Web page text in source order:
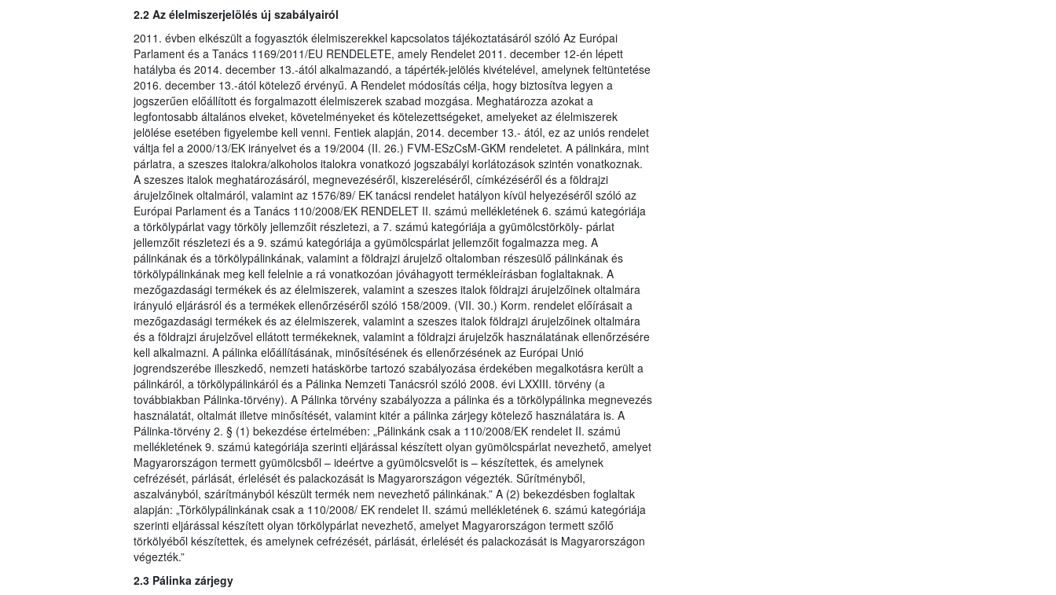
2.2 Az élelmiszerjelölés új szabályairól
2011. évben elkészült a fogyasztók élelmiszerekkel kapcsolatos tájékoztatásáról szóló Az Európai
Parlament és a Tanács 1169/2011/EU RENDELETE, amely Rendelet 2011. december 12-én lépett
hatályba és 2014. december 13.-ától alkalmazandó, a tápérték-jelölés kivételével, amelynek feltüntetése
2016. december 13.-ától kötelező érvényű. A Rendelet módosítás célja, hogy biztosítva legyen a
jogszerűen előállított és forgalmazott élelmiszerek szabad mozgása. Meghatározza azokat a
legfontosabb általános elveket, követelményeket és kötelezettségeket, amelyeket az élelmiszerek
jelölése esetében figyelembe kell venni. Fentiek alapján, 2014. december 13.- ától, ez az uniós rendelet
váltja fel a 2000/13/EK irányelvet és a 19/2004 (II. 26.) FVM-ESzCsM-GKM rendeletet. A pálinkára, mint
párlatra, a szeszes italokra/alkoholos italokra vonatkozó jogszabályi korlátozások szintén vonatkoznak.
A szeszes italok meghatározásáról, megnevezéséről, kiszereléséről, címkézéséről és a földrajzi
árujelzőinek oltalmáról, valamint az 1576/89/ EK tanácsi rendelet hatályon kívül helyezéséről szóló az
Európai Parlament és a Tanács 110/2008/EK RENDELET II. számú mellékletének 6. számú kategóriája
a törkölypárlat vagy törköly jellemzőit részletezi, a 7. számú kategóriája a gyümölcstörköly- párlat
jellemzőit részletezi és a 9. számú kategóriája a gyümölcspárlat jellemzőit fogalmazza meg. A
pálinkának és a törkölypálinkának, valamint a földrajzi árujelző oltalomban részesülő pálinkának és
törkölypálinkának meg kell felelnie a rá vonatkozóan jóváhagyott termékleírásban foglaltaknak. A
mezőgazdasági termékek és az élelmiszerek, valamint a szeszes italok földrajzi árujelzőinek oltalmára
irányuló eljárásról és a termékek ellenőrzéséről szóló 158/2009. (VII. 30.) Korm. rendelet előírásait a
mezőgazdasági termékek és az élelmiszerek, valamint a szeszes italok földrajzi árujelzőinek oltalmára
és a földrajzi árujelzővel ellátott termékeknek, valamint a földrajzi árujelzők használatának ellenőrzésére
kell alkalmazni. A pálinka előállításának, minősítésének és ellenőrzésének az Európai Unió
jogrendszerébe illeszkedő, nemzeti hatáskörbe tartozó szabályozása érdekében megalkotásra került a
pálinkáról, a törkölypálinkáról és a Pálinka Nemzeti Tanácsról szóló 2008. évi LXXIII. törvény (a
továbbiakban Pálinka-törvény). A Pálinka törvény szabályozza a pálinka és a törkölypálinka megnevezés
használatát, oltalmát illetve minősítését, valamint kitér a pálinka zárjegy kötelező használatára is. A
Pálinka-törvény 2. § (1) bekezdése értelmében: „Pálinkánk csak a 110/2008/EK rendelet II. számú
mellékletének 9. számú kategóriája szerinti eljárással készített olyan gyümölcspárlat nevezhető, amelyet
Magyarországon termett gyümölcsből – ideértve a gyümölcsvelőt is – készítettek, és amelynek
cefrézését, párlását, érlelését és palackozását is Magyarországon végezték. Sűrítményből,
aszalványból, szárítmányból készült termék nem nevezhető pálinkának.” A (2) bekezdésben foglaltak
alapján: „Törkölypálinkának csak a 110/2008/ EK rendelet II. számú mellékletének 6. számú kategóriája
szerinti eljárással készített olyan törkölypárlat nevezhető, amelyet Magyarországon termett szőlő
törkölyéből készítettek, és amelynek cefrézését, párlását, érlelését és palackozását is Magyarországon
végezték.”
2.3 Pálinka zárjegy